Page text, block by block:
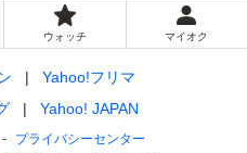
ウォッチ マイオク
Yahoo!フリマ
Yahoo! JAPAN
プライバシーセンター